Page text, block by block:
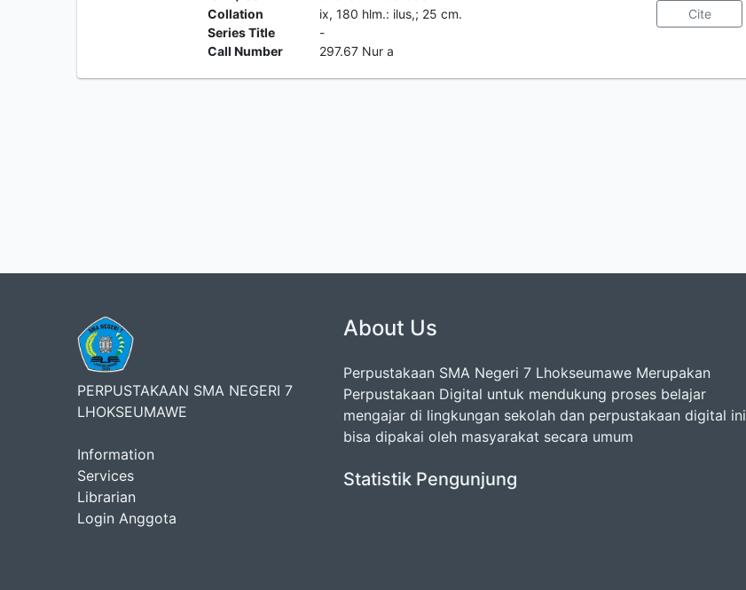
Collation
ix, 180 hlm.: ilus,; 25 cm.
Series Title
-
Call Number
297.67 Nur a
Cite
PERPUSTAKAAN SMA NEGERI 7
LHOKSEUMAWE
Information
Services
Librarian
Login Anggota
About Us
Perpustakaan SMA Negeri 7 Lhokseumawe Merupakan
Perpustakaan Digital untuk mendukung proses belajar
mengajar di lingkungan sekolah dan perpustakaan digital ini
bisa dipakai oleh masyarakat secara umum
Statistik Pengunjung